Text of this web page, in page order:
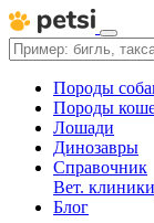
Породы
Породы
Лошади
Динозавры
Справочник
Вет. клиники
Блог